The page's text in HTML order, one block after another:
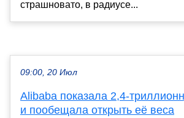
страшновато, в радиусе...
09:00, 20 Июл
Alibaba показала 2,4-
и пообещала открыть её веса